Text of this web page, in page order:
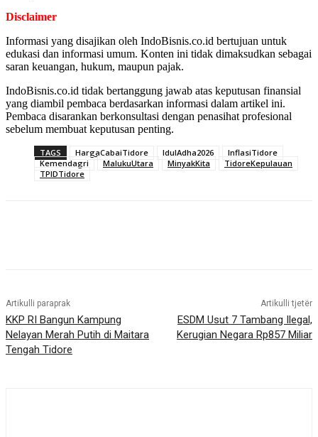
Disclaimer
Informasi yang disajikan oleh IndoBisnis.co.id bertujuan untuk
edukasi dan informasi umum. Konten ini tidak dimaksudkan sebagai
saran keuangan, hukum, maupun pajak.
IndoBisnis.co.id tidak bertanggung jawab atas keputusan finansial
yang diambil pembaca berdasarkan informasi dalam artikel ini.
Pembaca disarankan berkonsultasi dengan penasihat profesional
sebelum membuat keputusan penting.
TAGS HargaCabaiTidore IdulAdha2026
InflasiTidore
Kemendagri
MalukuUtara MinyakKita
TidoreKepulauan
TPIDTidore
Artikulli paraprak
KKP RI Bangun Kampung
Nelayan Merah Putih di Maitara
Tengah Tidore
Artikulli tjetër
ESDM Usut 7 Tambang Ilegal,
Kerugian Negara Rp857 Miliar